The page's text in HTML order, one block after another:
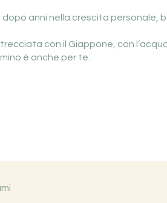
dopo anni nella crescita
con il Giappone, con
è anche per te.